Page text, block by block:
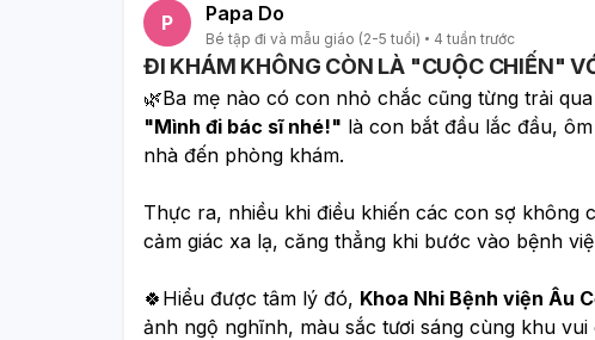
P Papa Do
Bé tập đi và mẫu giáo (2-5 tuổi) 4 tuần trước
ĐI KHÁM KHÔNG CÒN LÀ "CUỘC CHIẾN"
"Mình đi bác sĩ nhé!" là con bắt đầu lắc đầu,
nhà đến phòng khám.
Thực ra, nhiều khi điều khiến các con sợ không
cảm giác xa lạ, căng thẳng khi bước vào bệnh
🍀Hiểu được tâm lý đó, Khoa Nhi Bệnh viện Âu
ảnh ngộ nghĩnh, màu sắc tươi sáng cùng khu